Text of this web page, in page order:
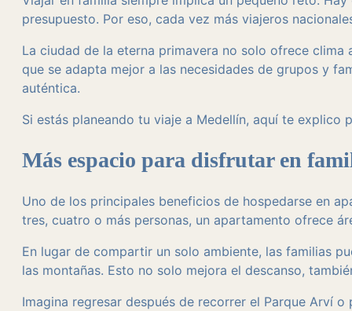
presupuesto. Por eso, cada vez más viajeros
La ciudad de la eterna primavera no solo ofrece
que se adapta mejor a las necesidades de grupos y
auténtica.
Si estás planeando tu viaje a Medellín, aquí te
Más espacio para disfrutar en
Uno de los principales beneficios de hospedarse en
tres, cuatro o más personas, un apartamento ofrece
En lugar de compartir un solo ambiente, las familias
las montañas. Esto no solo mejora el descanso,
Imagina regresar después de recorrer el Parque Arví